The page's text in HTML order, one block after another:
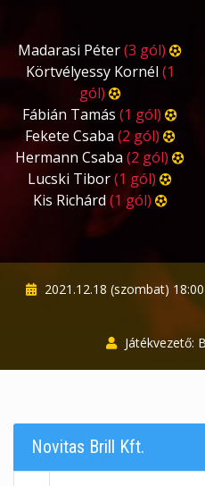
Madarasi Péter(3 gól)
Körtvélyessy Kornél (1
gól)
Fábián Tamás (1 gól)
Fekete Csaba (2 gól)
Hermann Csaba(2 gól)
Lucski Tibor(1 gól)
Kis Richárd (1 gól)
2021.12.18 (szombat) 18:00
Játékvezető:
Novitas Brill Kft.